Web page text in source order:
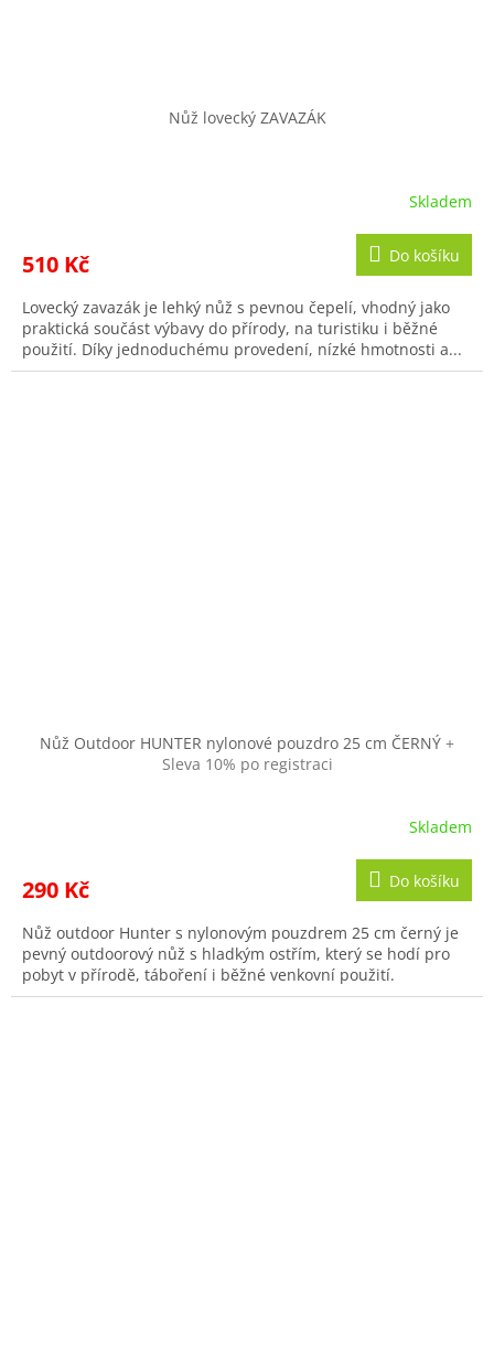
Nůž lovecký ZAVAZÁK
Skladem
510 Kč Do košíku
Lovecký zavazák je lehký nůž s pevnou čepelí, vhodný jako
praktická součást výbavy do přírody, na turistiku i běžné
použití. Díky jednoduchému provedení, nízké hmotnosti a...
Nůž Outdoor HUNTER nylonové pouzdro 25 cm ČERNÝ +
Sleva 10% po registraci
Skladem
290 Kč Do košíku
Nůž outdoor Hunter s nylonovým pouzdrem 25 cm černý je
pevný outdoorový nůž s hladkým ostřím, který se hodí pro
pobyt v přírodě, táboření i běžné venkovní použití.